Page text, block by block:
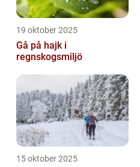
19 oktober 2025
Gå på hajk i
regnskogsmiljö
15 oktober 2025